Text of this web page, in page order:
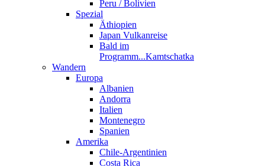
Peru / Bolivien
Spezial
Äthiopien
Japan Vulkanreise
Bald im
Programm...Kamtschatka
Wandern
Europa
Albanien
Andorra
Italien
Montenegro
Spanien
Amerika
Chile-Argentinien
Costa Rica